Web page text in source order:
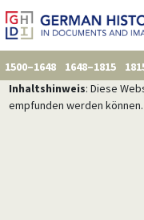
1500–1648 1648–1815
Inhaltshinweis: Diese
empfunden werden können.